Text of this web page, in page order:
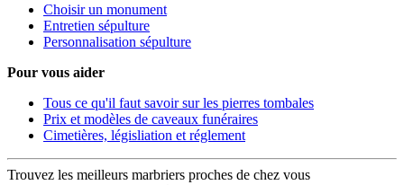
Choisir un monument
Entretien sépulture
Personnalisation sépulture
Pour vous aider
Tous ce qu'il faut savoir sur les pierres tombales
Prix et modèles de caveaux funéraires
Cimetières, législiation et réglement
Trouvez les meilleurs marbriers proches de chez vous